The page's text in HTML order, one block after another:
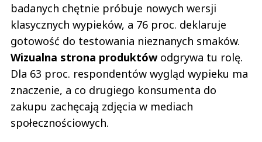
badanych chętnie próbuje nowych wersji
klasycznych wypieków, a 76 proc. deklaruje
gotowość do testowania nieznanych smaków.
Wizualna strona produktówodgrywa tu rolę.
Dla 63 proc. respondentów wygląd wypieku ma
znaczenie, a co drugiego konsumenta do
zakupu zachęcają zdjęcia w mediach
społecznościowych.